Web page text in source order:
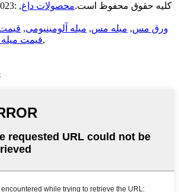
© Copyright - 2010-2023: کلیه حقوق محفوظ است. محصولات داغ,
ورق مس, میله مس, میله آلومینیومی,
قیمت,